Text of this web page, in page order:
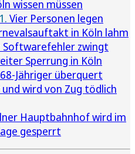
wissen müssen
Vier Personen legen
in Köln lahm
Softwarefehler zwingt
Sperrung in Köln
68-Jähriger überquert
wird von Zug tödlich
Hauptbahnhof wird im
gesperrt